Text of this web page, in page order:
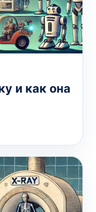
и как она